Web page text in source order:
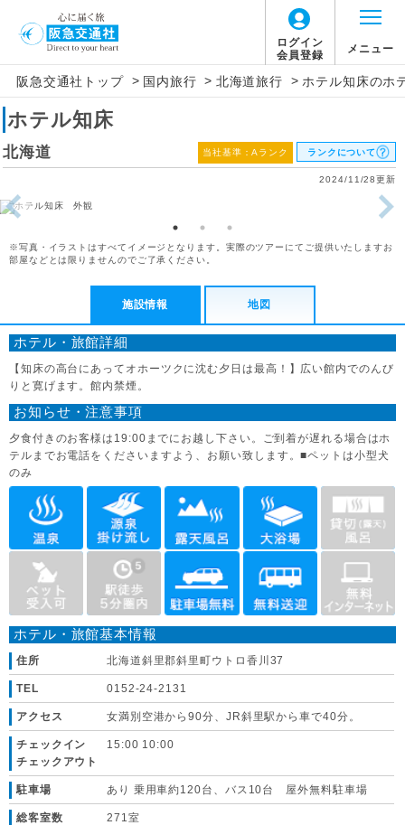
ログイン
会員登録
メニュー
阪急交通社トップ > 国内旅行 > 北海道旅行 > ホテル知床のホ
ホテル知床
北海道 当社基準：Aランク ランクについて
2024/11/28更新
※写真・イラストはすべてイメージとなります。実際のツアーにてご提供いたしますお
部屋などとは限りませんのでご了承ください。
施設情報 地図
ホテル・旅館詳細
【知床の高台にあってオホーツクに沈む夕日は最高！】広い館内でのんび
りと寛げます。館内禁煙。
お知らせ・注意事項
夕食付きのお客様は19:00までにお越し下さい。ご到着が遅れる場合はホ
テルまでお電話をくださいますよう、お願い致します。■ペットは小型犬
のみ
ホテル・旅館基本情報
住所 北海道斜里郡斜里町ウトロ香川37
TEL 0152-24-2131
アクセス 女満別空港から90分、JR斜里駅から車で40分。
チェックイン
チェックアウト
15:00 10:00
駐車場 あり 乗用車約120台、バス10台 屋外無料駐車場
総客室数 271室